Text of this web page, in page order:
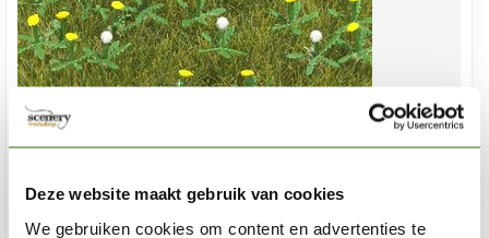
Deze website maakt gebruik van cookies
We gebruiken cookies om content en advertenties te
BUSCH
€10,95 €8,21